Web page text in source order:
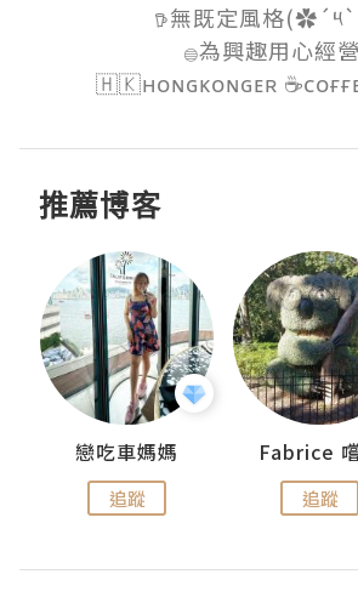
𖠚無既定風格
𓐍為興趣用心經營
🇭🇰ʜᴏɴɢᴋᴏɴɢᴇʀ
推薦博客
戀吃車媽媽
追蹤
Fabrice
追蹤